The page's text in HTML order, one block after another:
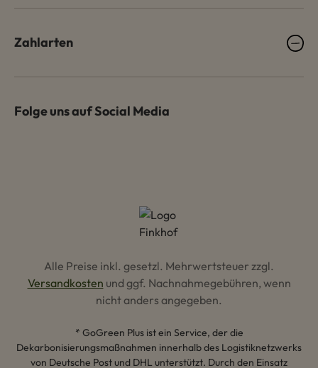
Zahlarten
Folge uns auf Social Media
Alle Preise inkl. gesetzl. Mehrwertsteuer zzgl.
Versandkosten und ggf. Nachnahmegebühren, wenn
nicht anders angegeben.
* GoGreen Plus ist ein Service, der die
Dekarbonisierungsmaßnahmen innerhalb des Logistiknetzwerks
von Deutsche Post und DHL unterstützt. Durch den Einsatz